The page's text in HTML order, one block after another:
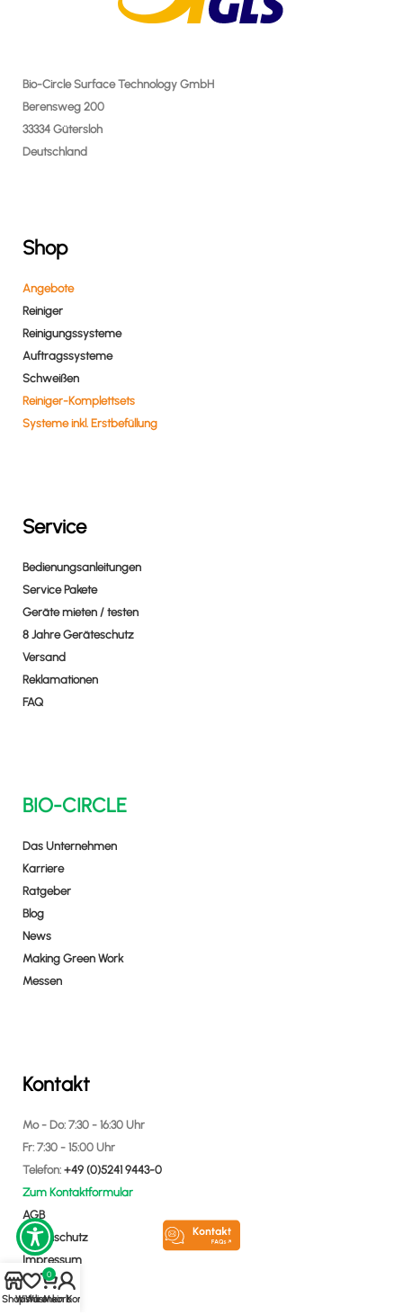
Bio-Circle Surface Technology GmbH
Berensweg 200
33334 Gütersloh
Deutschland
Shop
Angebote
Reiniger
Reinigungssysteme
Auftragssysteme
Schweißen
Reiniger-Komplettsets
Systeme inkl. Erstbefüllung
Service
Bedienungsanleitungen
Service Pakete
Geräte mieten / testen
8 Jahre Geräteschutz
Versand
Reklamationen
FAQ
BIO-CIRCLE
Das Unternehmen
Karriere
Ratgeber
Blog
News
Making Green Work
Messen
Kontakt
Mo - Do: 7:30 - 16:30 Uhr
Fr: 7:30 - 15:00 Uhr
Telefon: +49 (0)5241 9443-0
Zum Kontaktformular
AGB
Datenschutz
Impressum
ShopWishlist
0
Warenkorb
Mein Konto